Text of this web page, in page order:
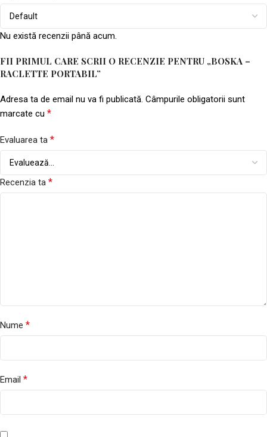
Nu există recenzii până acum.
FII PRIMUL CARE SCRII O RECENZIE PENTRU „BOSKA –
RACLETTE PORTABIL”
Adresa ta de email nu va fi publicată. Câmpurile obligatorii sunt
marcate cu *
Evaluarea ta *
Recenzia ta *
Nume *
Email *